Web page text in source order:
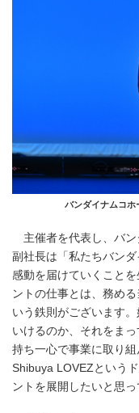
バンダイナムコホ
主催者を代表し、バン
副社長は「私たちバン
感動を届けていくこと
ントの仕事とは、務め
いう鉄則がございます
いけるのか、それをま
持ち一心で事業に取り
Shibuya LOVEZという
ントを展開したいと思